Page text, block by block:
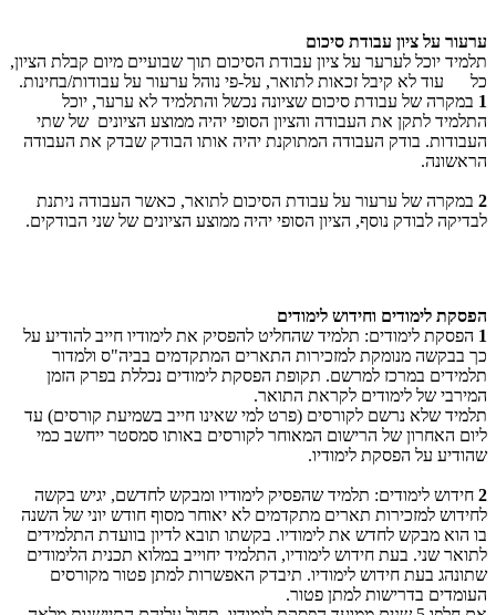
ערעור על ציון עבודת סיכום
תלמיד יוכל לערער על ציון עבודת הסיכום תוך שבועיים מיום קבלת הציון,
כל עוד לא קיבל זכאות לתואר, על-פי נוהל ערעור על עבודות/בחינות.
1 במקרה של עבודת סיכום שציונה נכשל והתלמיד לא ערער, יוכל
התלמיד לתקן את העבודה והציון הסופי יהיה ממוצע הציונים של שתי
העבודות. בודק העבודה המתוקנת יהיה אותו הבודק שבדק את העבודה
הראשונה.
2 במקרה של ערעור על עבודת הסיכום לתואר, כאשר העבודה ניתנת
לבדיקה לבודק נוסף, הציון הסופי יהיה ממוצע הציונים של שני הבודקים.
הפסקת לימודים וחידוש לימודים
1 הפסקת לימודים: תלמיד שהחליט להפסיק את לימודיו חייב להודיע על
כך בבקשה מנומקת למזכירות התארים המתקדמים בביה"ס ולמדור
תלמידים במרכז למרשם. תקופת הפסקת לימודים נכללת בפרק הזמן
המירבי של לימודים לקראת התואר.
תלמיד שלא נרשם לקורסים (פרט למי שאינו חייב בשמיעת קורסים) עד
ליום האחרון של הרישום המאוחר לקורסים באותו סמסטר ייחשב כמי
שהודיע על הפסקת לימודיו.
2 חידוש לימודים: תלמיד שהפסיק לימודיו ומבקש לחדשם, יגיש בקשה
לחידוש למזכירות תארים מתקדמים לא יאוחר מסוף חודש יוני של השנה
בו הוא מבקש לחדש את לימודיו. בקשתו תובא לדיון בוועדת התלמידים
לתואר שני. בעת חידוש לימודיו, התלמיד יחוייב במלוא תכנית הלימודים
שתונהג בעת חידוש לימודיו. תיבדק האפשרות למתן פטור מקורסים
העומדים בדרישות למתן פטור.